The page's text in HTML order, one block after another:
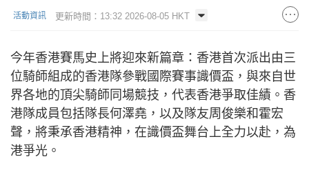
活動資訊 更新時間：13:32 2026-08-05 HKT
今年香港賽馬史上將迎來新篇章：香港首次派出由三
位騎師組成的香港隊參戰國際賽事識價盃，與來自世
界各地的頂尖騎師同場競技，代表香港爭取佳績。香
港隊成員包括隊長何澤堯，以及隊友周俊樂和霍宏
聲，將秉承香港精神，在識價盃舞台上全力以赴，為
港爭光。